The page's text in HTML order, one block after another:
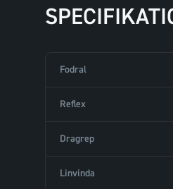
Fodral
Reflex
Dragrep
Linvinda